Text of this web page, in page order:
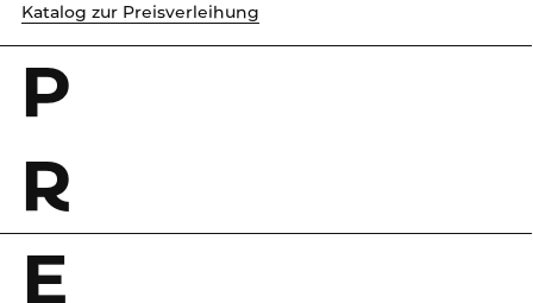
Katalog zur Preisverleihung
P
R
E